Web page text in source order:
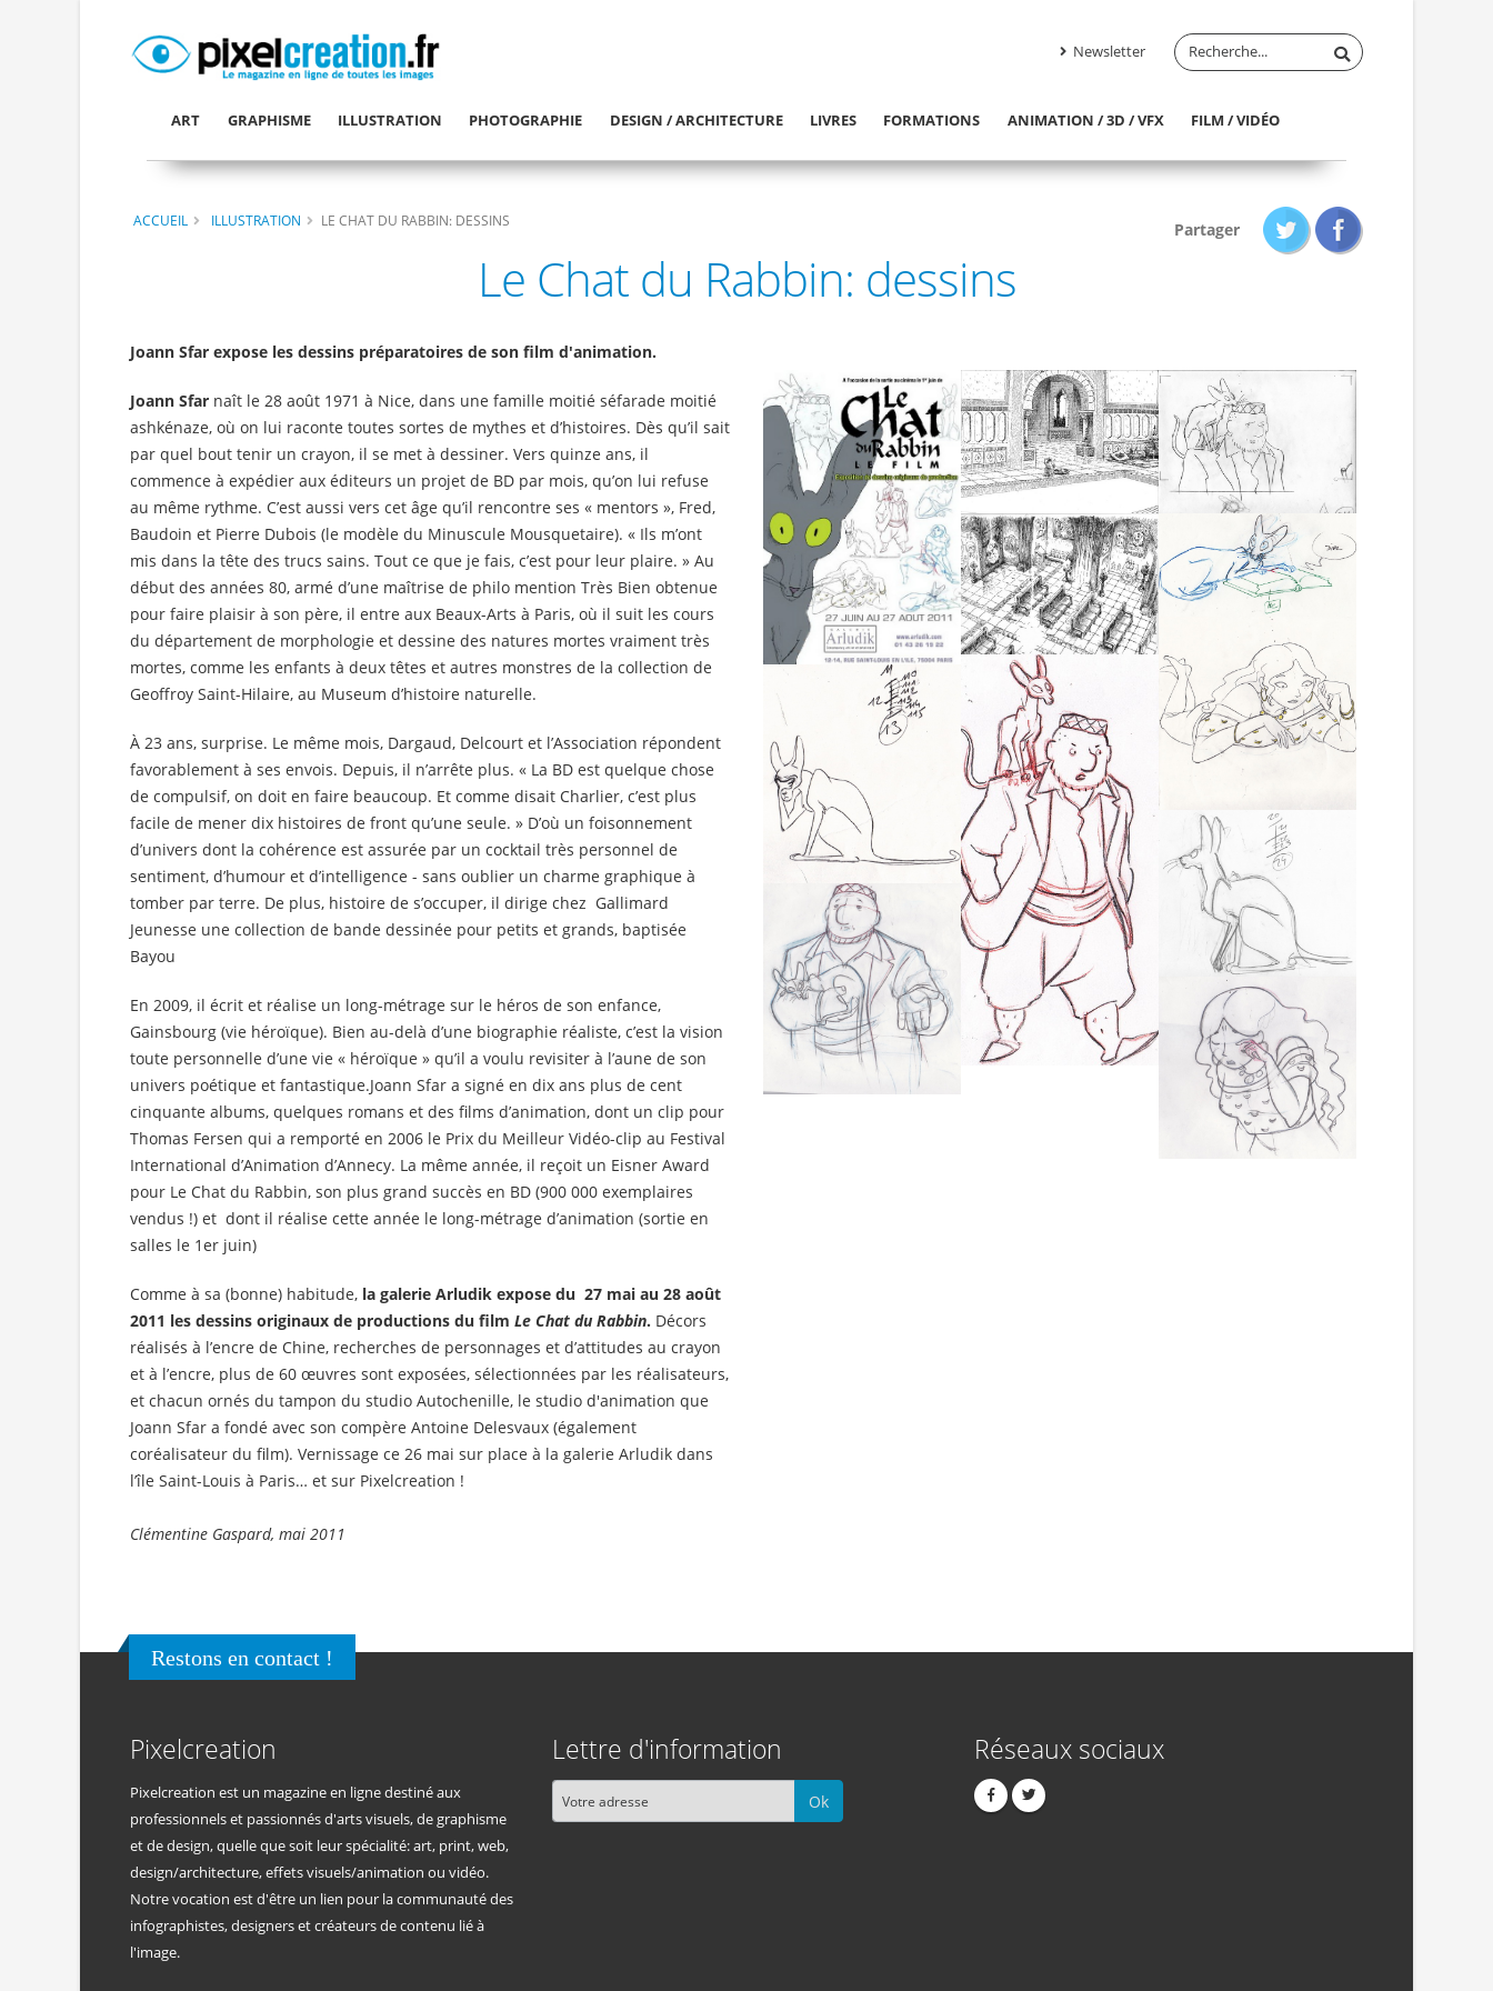
Newsletter
ART GRAPHISME ILLUSTRATION PHOTOGRAPHIE DESIGN / ARCHITECTURE LIVRES FORMATIONS ANIMATION / 3D / VFX FILM / VIDÉO
ACCUEIL ILLUSTRATION LE CHAT DU RABBIN: DESSINS Partager
Le Chat du Rabbin: dessins
Joann Sfar expose les dessins préparatoires de son film d'animation.
Joann Sfar naît le 28 août 1971 à Nice, dans une famille moitié séfarade moitié
ashkénaze, où on lui raconte toutes sortes de mythes et d’histoires. Dès qu’il sait
par quel bout tenir un crayon, il se met à dessiner. Vers quinze ans, il
commence à expédier aux éditeurs un projet de BD par mois, qu’on lui refuse
au même rythme. C’est aussi vers cet âge qu’il rencontre ses « mentors », Fred,
Baudoin et Pierre Dubois (le modèle du Minuscule Mousquetaire). « Ils m’ont
mis dans la tête des trucs sains. Tout ce que je fais, c’est pour leur plaire. » Au
début des années 80, armé d’une maîtrise de philo mention Très Bien obtenue
pour faire plaisir à son père, il entre aux Beaux-Arts à Paris, où il suit les cours
du département de morphologie et dessine des natures mortes vraiment très
mortes, comme les enfants à deux têtes et autres monstres de la collection de
Geoffroy Saint-Hilaire, au Museum d’histoire naturelle.
À 23 ans, surprise. Le même mois, Dargaud, Delcourt et l’Association répondent
favorablement à ses envois. Depuis, il n’arrête plus. « La BD est quelque chose
de compulsif, on doit en faire beaucoup. Et comme disait Charlier, c’est plus
facile de mener dix histoires de front qu’une seule. » D’où un foisonnement
d’univers dont la cohérence est assurée par un cocktail très personnel de
sentiment, d’humour et d’intelligence - sans oublier un charme graphique à
tomber par terre. De plus, histoire de s’occuper, il dirige chez Gallimard
Jeunesse une collection de bande dessinée pour petits et grands, baptisée
Bayou
En 2009, il écrit et réalise un long-métrage sur le héros de son enfance,
Gainsbourg (vie héroïque). Bien au-delà d’une biographie réaliste, c’est la vision
toute personnelle d’une vie « héroïque » qu’il a voulu revisiter à l’aune de son
univers poétique et fantastique.Joann Sfar a signé en dix ans plus de cent
cinquante albums, quelques romans et des films d’animation, dont un clip pour
Thomas Fersen qui a remporté en 2006 le Prix du Meilleur Vidéo-clip au Festival
International d’Animation d’Annecy. La même année, il reçoit un Eisner Award
pour Le Chat du Rabbin, son plus grand succès en BD (900 000 exemplaires
vendus !) et dont il réalise cette année le long-métrage d’animation (sortie en
salles le 1er juin)
Comme à sa (bonne) habitude, la galerie Arludik expose du 27 mai au 28 août
2011 les dessins originaux de productions du film Le Chat du Rabbin. Décors
réalisés à l’encre de Chine, recherches de personnages et d’attitudes au crayon
et à l’encre, plus de 60 œuvres sont exposées, sélectionnées par les réalisateurs,
et chacun ornés du tampon du studio Autochenille, le studio d'animation que
Joann Sfar a fondé avec son compère Antoine Delesvaux (également
coréalisateur du film). Vernissage ce 26 mai sur place à la galerie Arludik dans
l’île Saint-Louis à Paris… et sur Pixelcreation !
Clémentine Gaspard, mai 2011
Restons en contact !
Pixelcreation
Pixelcreation est un magazine en ligne destiné aux
professionnels et passionnés d'arts visuels, de graphisme
et de design, quelle que soit leur spécialité: art, print, web,
design/architecture, effets visuels/animation ou vidéo.
Notre vocation est d'être un lien pour la communauté des
infographistes, designers et créateurs de contenu lié à
l'image.
Lettre d'information
Ok
Réseaux sociaux